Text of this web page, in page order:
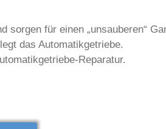
sorgen für einen „unsauberen“
das Automatikgetriebe.
Reparatur.